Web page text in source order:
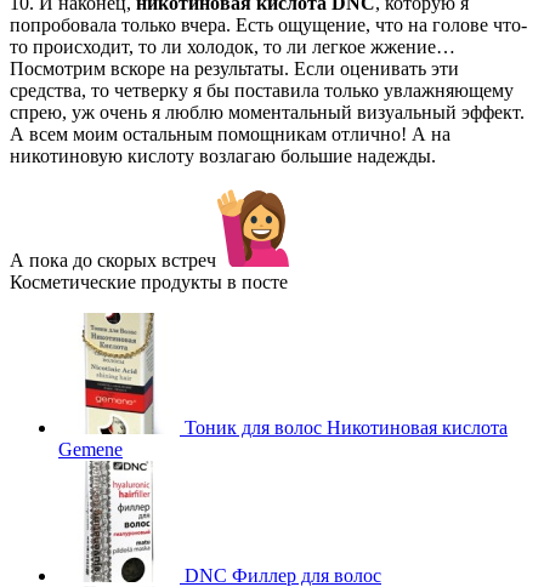
попробовала только вчера. Есть ощущение, что на голове что-
то происходит, то ли холодок, то ли легкое жжение…
Посмотрим вскоре на результаты. Если оценивать эти
средства, то четверку я бы поставила только увлажняющему
спрею, уж очень я люблю моментальный визуальный эффект.
А всем моим остальным помощникам отлично! А на
никотиновую кислоту возлагаю большие надежды.
А пока до скорых встреч
Косметические продукты в посте
Тоник для волос Никотиновая кислота
Gemene
DNC Филлер для волос